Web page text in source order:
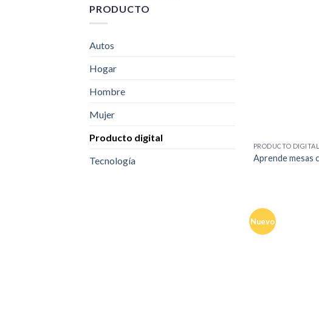
PRODUCTO
Autos
Hogar
Hombre
Mujer
Producto digital
Tecnología
PRODUCTO DIGITAL
Aprende mesas
Nuevo